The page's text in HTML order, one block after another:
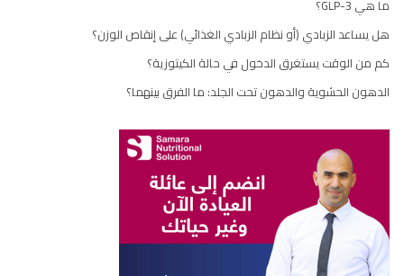
ما هي GLP-3؟
هل يساعد الزبادي (أو نظام الزبادي الغذائي) على إنقاص الوزن؟
كم من الوقت يستغرق الدخول في حالة الكيتوزية؟
الدهون الحشوية والدهون تحت الجلد: ما الفرق بينهما؟